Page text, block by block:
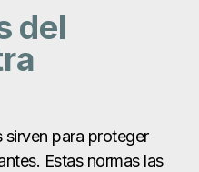
construcciones
incorporen
incendios en las
y
de incendios, el
Estas
pueden amenazar